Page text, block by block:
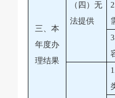
三、本
年度办
理结果
（四）无
法提供